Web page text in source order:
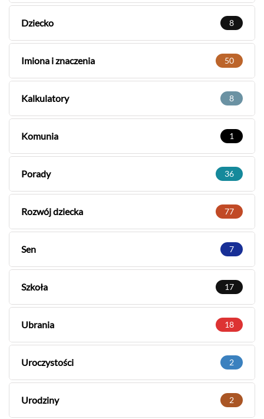
Dziecko 8
Imiona i znaczenia 50
Kalkulatory 8
Komunia 1
Porady 36
Rozwój dziecka 77
Sen 7
Szkoła 17
Ubrania 18
Uroczystości 2
Urodziny 2